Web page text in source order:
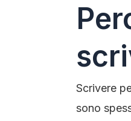
Scrivere
sono